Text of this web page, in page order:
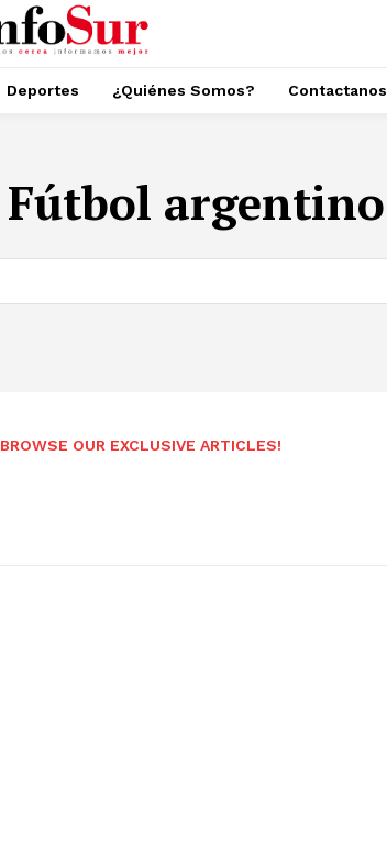
Deportes ¿Quiénes Somos? Contactanos
Fútbol argentino
BROWSE OUR EXCLUSIVE ARTICLES!